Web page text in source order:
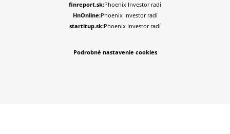
finreport.sk:Phoenix Investor radí
HnOnline:Phoenix Investor radí
startitup.sk:Phoenix Investor radí
Podrobné nastavenie cookies